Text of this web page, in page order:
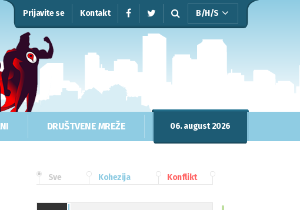
Prijavite se Kontakt B/H/S
DRUŠTVENE MREŽE 06. august 2026
Sve Kohezija Konflikt